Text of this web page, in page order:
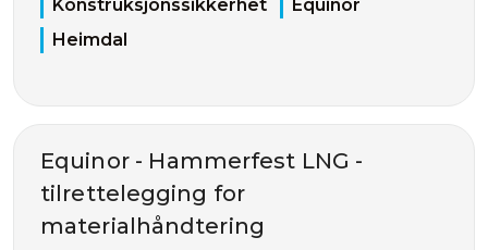
Konstruksjonssikkerhet
Equinor
Heimdal
Equinor - Hammerfest LNG -
tilrettelegging for
materialhåndtering